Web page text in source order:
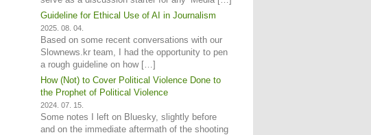
Guideline for Ethical Use of AI in Journalism
2025. 08. 04.
Based on some recent conversations with our
Slownews.kr team, I had the opportunity to pen
a rough guideline on how […]
How (Not) to Cover Political Violence Done to
the Prophet of Political Violence
2024. 07. 15.
Some notes I left on Bluesky, slightly before
and on the immediate aftermath of the shooting